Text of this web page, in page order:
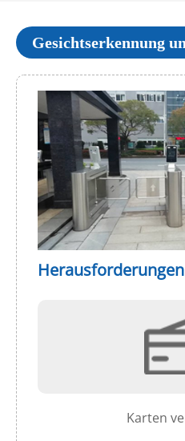
Gesichtserkennung
Karten